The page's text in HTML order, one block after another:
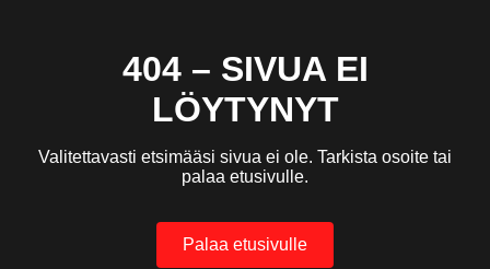
404 – SIVUA EI
LÖYTYNYT
Valitettavasti etsimääsi sivua ei ole. Tarkista osoite tai
palaa etusivulle.
Palaa etusivulle